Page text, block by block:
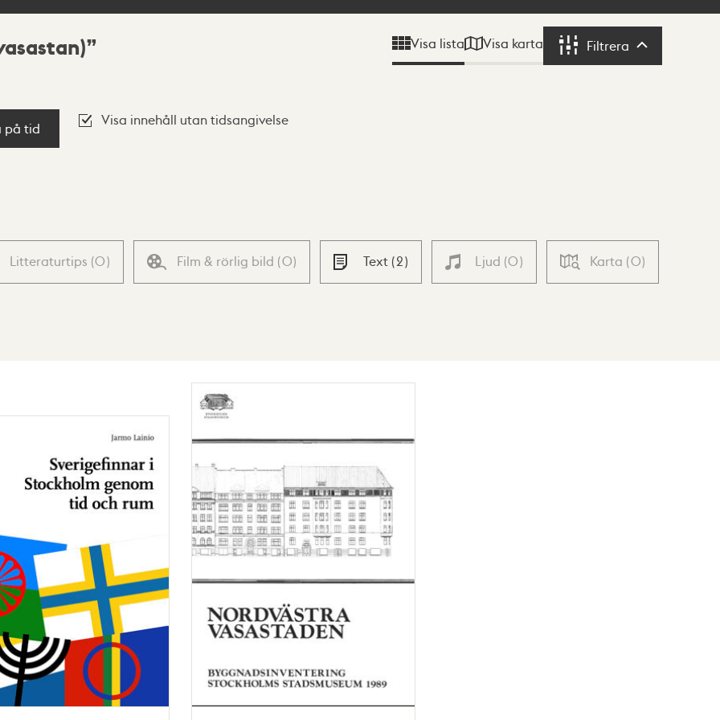
Visa lista Visa karta Filtrera Filtrera
på tid
Visa innehåll utan tidsangivelse
Litteraturtips (0) Film & rörlig bild (0) Text (2) Ljud (0) Karta (0)